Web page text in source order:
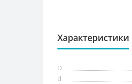
Характеристики
D
d